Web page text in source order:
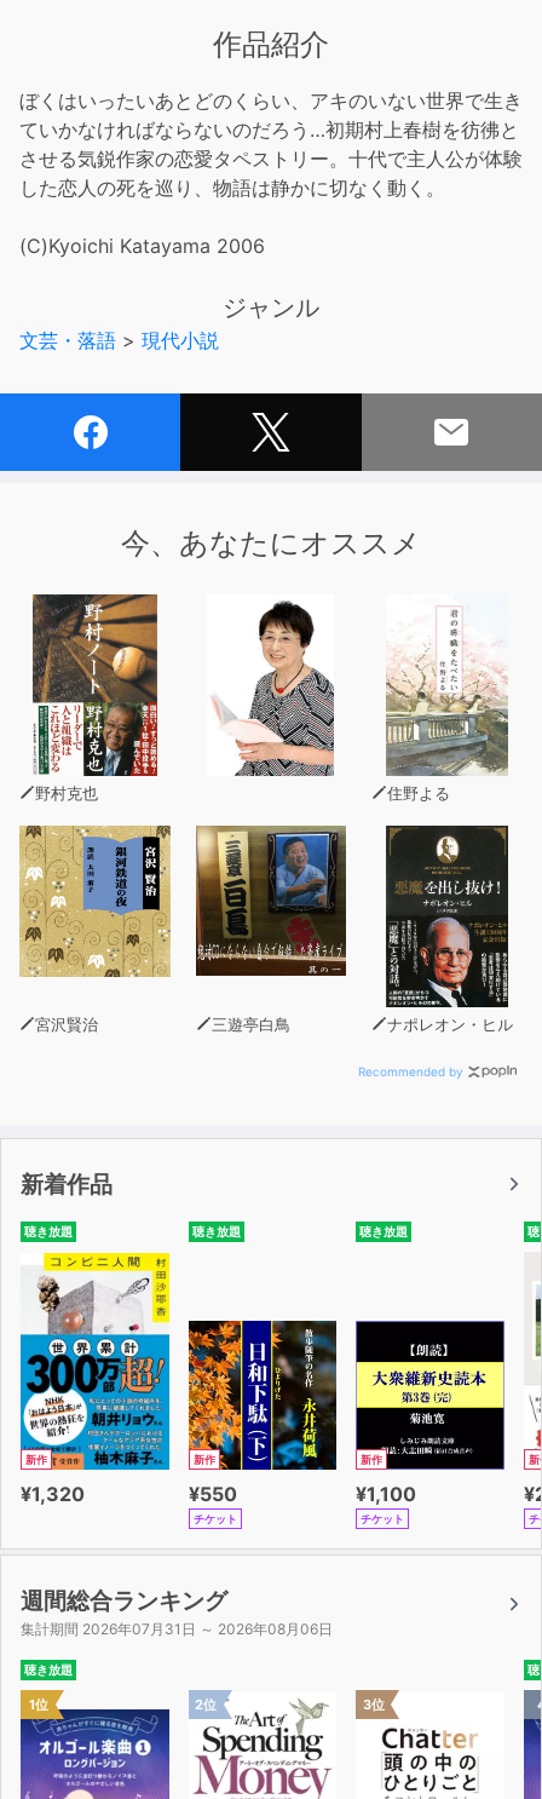
作品紹介
ぼくはいったいあとどのくらい、アキのいない世界で生き
ていかなければならないのだろう…初期村上春樹を彷彿と
させる気鋭作家の恋愛タペストリー。十代で主人公が体験
した恋人の死を巡り、物語は静かに切なく動く。
(C)Kyoichi Katayama 2006
ジャンル
文芸・落語 > 現代小説
今、あなたにオススメ
野村克也 住野よる
宮沢賢治 三遊亭白鳥 ナポレオン・ヒル
Recommended by
新着作品
聴き放題
新作
¥1,320
聴き放題
新作
¥550
チケット
聴き放題
新作
¥1,100
チケット
聴
新
チ
週間総合ランキング
集計期間 2026年07月31日 ～ 2026年08月06日
聴き放題
1位 2位 3位
聴